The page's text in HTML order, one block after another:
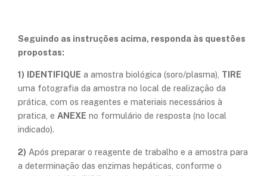
Seguindo as instruções acima, responda às questões
propostas:
1) IDENTIFIQUE a amostra biológica (soro/plasma), TIRE
uma fotografia da amostra no local de realização da
prática, com os reagentes e materiais necessários à
pratica, e ANEXE no formulário de resposta (no local
indicado).
2) Após preparar o reagente de trabalho e a amostra para
a determinação das enzimas hepáticas, conforme o